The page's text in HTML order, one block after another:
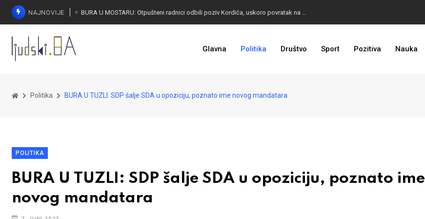
NAJNOVIJE
Glavna Politika Društvo Sport Pozitiva Nauka
Politika BURA U TUZLI: SDP šalje SDA u opoziciju, poznato ime novog mandatara
POLITIKA
BURA U TUZLI: SDP šalje SDA u opoziciju, poznato ime
novog mandatara